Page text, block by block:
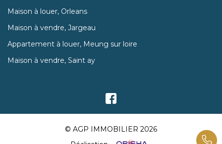
Maison à louer, Orleans
Maison à vendre, Jargeau
Appartement à louer, Meung sur loire
Maison à vendre, Saint ay
© AGP IMMOBILIER 2026